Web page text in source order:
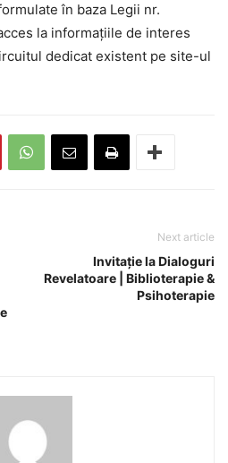
în baza Legii nr.
la informațiile de interes
dedicat existent pe site-ul
Next article
Invitație la Dialoguri
Revelatoare | Biblioterapie &
Psihoterapie